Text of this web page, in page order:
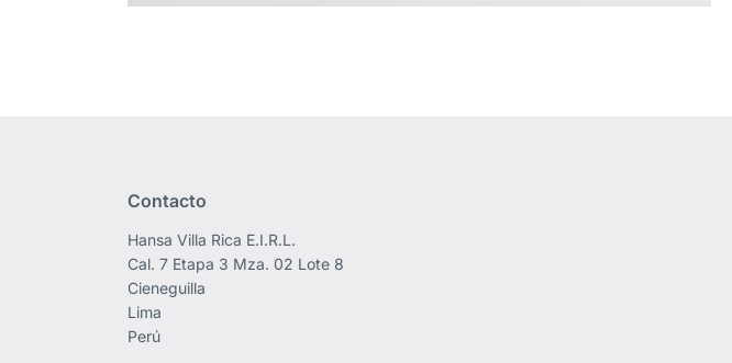
Contacto
Hansa Villa Rica E.I.R.L.
Cal. 7 Etapa 3 Mza. 02 Lote 8
Cieneguilla
Lima
Perú